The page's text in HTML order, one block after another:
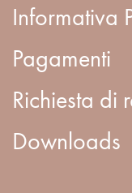
Informativa
Pagamenti
Richiesta di
Downloads